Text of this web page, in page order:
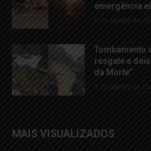
emergência
5 de agosto de
Tombamento
resgate e
da Morte”
5 de agosto de
MAIS VISUALIZADOS